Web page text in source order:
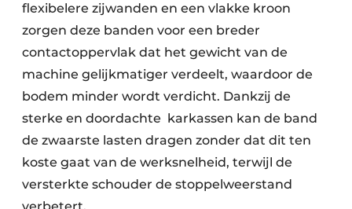
flexibelere zijwanden en een vlakke kroon
zorgen deze banden voor een breder
contactoppervlak dat het gewicht van de
machine gelijkmatiger verdeelt, waardoor de
bodem minder wordt verdicht. Dankzij de
sterke en doordachte karkassen kan de band
de zwaarste lasten dragen zonder dat dit ten
koste gaat van de werksnelheid, terwijl de
versterkte schouder de stoppelweerstand